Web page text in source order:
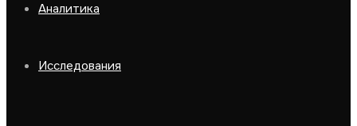
Аналитика
Исследования